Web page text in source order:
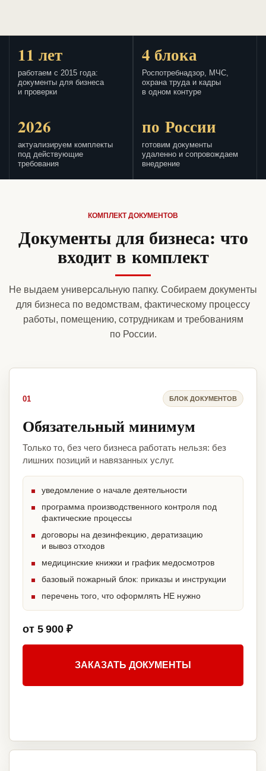
11 лет
работаем с 2015 года:
документы для бизнеса
и проверки
4 блока
Роспотребнадзор, МЧС,
охрана труда и кадры
в одном контуре
2026
актуализируем комплекты
под действующие
требования
по России
готовим документы
удаленно и сопровождаем
внедрение
КОМПЛЕКТ ДОКУМЕНТОВ
Документы для бизнеса: что
входит в комплект
Не выдаем универсальную папку. Собираем документы
для бизнеса по ведомствам, фактическому процессу
работы, помещению, сотрудникам и требованиям
по России.
01 БЛОК ДОКУМЕНТОВ
Обязательный минимум
Только то, без чего бизнеса работать нельзя: без
лишних позиций и навязанных услуг.
уведомление о начале деятельности
программа производственного контроля под
фактические процессы
договоры на дезинфекцию, дератизацию
и вывоз отходов
медицинские книжки и график медосмотров
базовый пожарный блок: приказы и инструкции
перечень того, что оформлять НЕ нужно
от 5 900 ₽
ЗАКАЗАТЬ ДОКУМЕНТЫ